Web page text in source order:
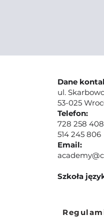
Dane
ul.
53-025
Telefon:
728 258 408
514 245 806
Email:
Szkoła